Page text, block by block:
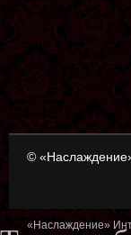
©
«Наслаждение»